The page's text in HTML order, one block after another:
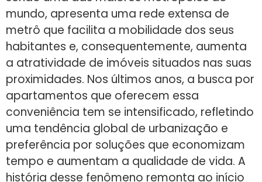
mundo, apresenta uma rede extensa de
metrô que facilita a mobilidade dos seus
habitantes e, consequentemente, aumenta
a atratividade de imóveis situados nas suas
proximidades. Nos últimos anos, a busca por
apartamentos que oferecem essa
conveniência tem se intensificado, refletindo
uma tendência global de urbanização e
preferência por soluções que economizam
tempo e aumentam a qualidade de vida. A
história desse fenômeno remonta ao início